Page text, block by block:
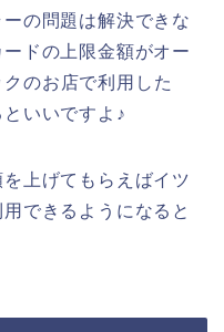
の問題は解決できな
ドの上限金額がオー
のお店で利用した
いいですよ♪
上げてもらえばイツ
できるようになると